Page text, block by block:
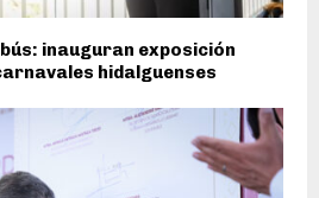
inauguran exposición
hidalguenses